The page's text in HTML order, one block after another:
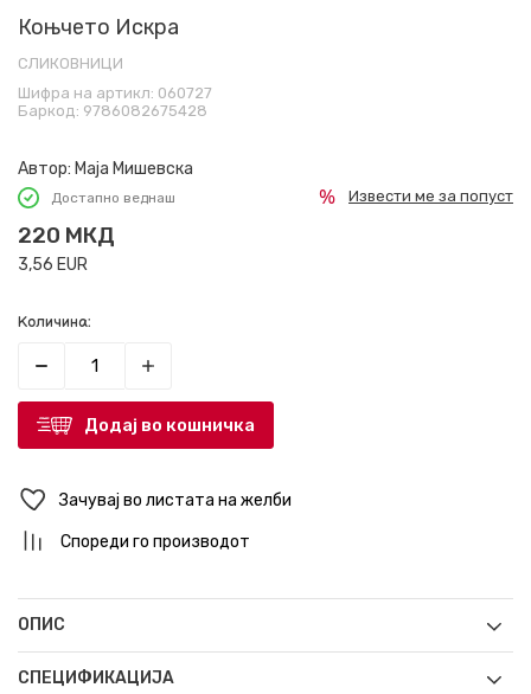
Коњчето Искра
СЛИКОВНИЦИ
Шифра на артикл: 060727
Баркод: 9786082675428
Автор: Маја Мишевска
Достапно веднаш
220 МКД
3,56 EUR
Извести ме за попуст
Количина:
Додај во кошничка
Зачувај во листата на желби
Спореди го производот
ОПИС
СПЕЦИФИКАЦИЈА